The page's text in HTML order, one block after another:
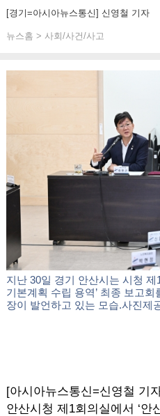
[경기=아시아뉴스통신] 신영철 기자
뉴스홈 > 사회/사건/사고
지난 30일 경기 안산시는 시청 제
기본계획 수립 용역’ 최종 보고
장이 발언하고 있는 모습.사진제
[아시아뉴스통신=신영철 기
안산시청 제1회의실에서 ‘안